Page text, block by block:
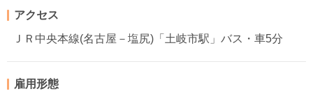
アクセス
ＪＲ中央本線(名古屋－塩尻)「土岐市駅」バス・車5分
雇用形態